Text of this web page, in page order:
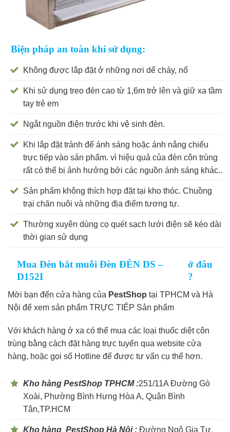
Biện pháp an toàn khi sử dụng:
Không được lắp đặt ở những nơi dể cháy, nổ
Khi sử dụng treo đèn cao từ 1,6m trở lên và giữ xa tầm
tay trẻ em
Ngắt nguồn điện trước khi vệ sinh đèn.
Khi lắp đặt tránh để ánh sáng hoặc ánh nắng chiếu
trực tiếp vào sản phẩm. vì hiệu quả của đèn côn trùng
rất có thể bị ảnh hưởng bởi các nguồn ánh sáng khác..
Sản phẩm không thích hợp đặt tại kho thóc. Chuồng
trại chăn nuôi và những địa điểm tương tự.
Thường xuyên dùng cọ quét sạch lưới điện sẽ kéo dài
thời gian sử dụng
Mua Đèn bắt muỗi Đèn ĐÈN DS –
D152I
ở đâu
?
Mời bạn đến cửa hàng của PestShop tại TPHCM và Hà
Nội để xem sản phẩm TRỰC TIẾP Sản phẩm
Với khách hàng ở xa có thể mua các loại thuốc diệt côn
trùng bằng cách đặt hàng trực tuyến qua website cửa
hàng, hoặc gọi số Hotline để được tư vấn cụ thể hơn.
Kho hàng PestShop TPHCM :251/11A Đường Gò
Xoài, Phường Bình Hưng Hòa A, Quận Bình
Tân,TP.HCM
Kho hàng PestShop Hà Nội : Đường Ngô Gia Tự,